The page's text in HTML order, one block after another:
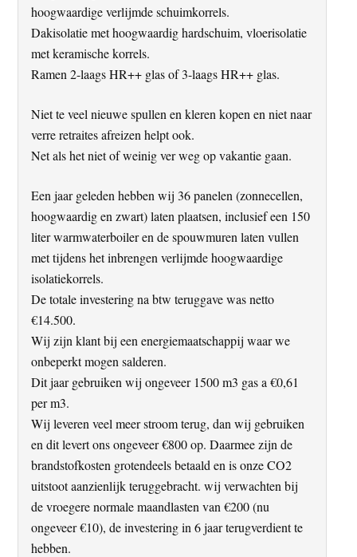
hoogwaardige verlijmde schuimkorrels.
Dakisolatie met hoogwaardig hardschuim, vloerisolatie
met keramische korrels.
Ramen 2-laags HR++ glas of 3-laags HR++ glas.
Niet te veel nieuwe spullen en kleren kopen en niet naar
verre retraites afreizen helpt ook.
Net als het niet of weinig ver weg op vakantie gaan.
Een jaar geleden hebben wij 36 panelen (zonnecellen,
hoogwaardig en zwart) laten plaatsen, inclusief een 150
liter warmwaterboiler en de spouwmuren laten vullen
met tijdens het inbrengen verlijmde hoogwaardige
isolatiekorrels.
De totale investering na btw teruggave was netto
€14.500.
Wij zijn klant bij een energiemaatschappij waar we
onbeperkt mogen salderen.
Dit jaar gebruiken wij ongeveer 1500 m3 gas a €0,61
per m3.
Wij leveren veel meer stroom terug, dan wij gebruiken
en dit levert ons ongeveer €800 op. Daarmee zijn de
brandstofkosten grotendeels betaald en is onze CO2
uitstoot aanzienlijk teruggebracht. wij verwachten bij
de vroegere normale maandlasten van €200 (nu
ongeveer €10), de investering in 6 jaar terugverdient te
hebben.